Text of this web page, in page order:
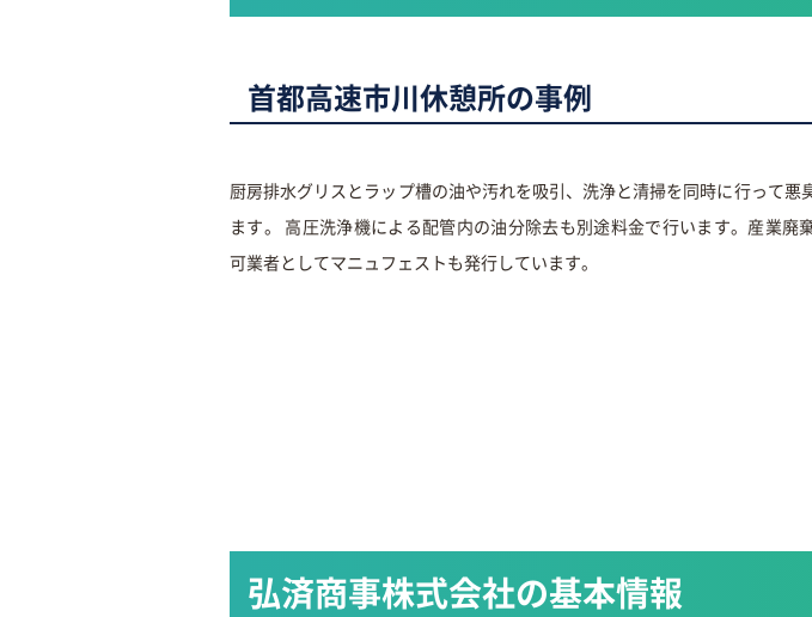
首都高速市川休憩所の事例
厨房排水グリスとラップ槽の油や汚れを吸引、洗浄と清掃を同時に行って悪
ます。 高圧洗浄機による配管内の油分除去も別途料金で行います。産業廃
可業者としてマニュフェストも発行しています。
弘済商事株式会社の基本情報